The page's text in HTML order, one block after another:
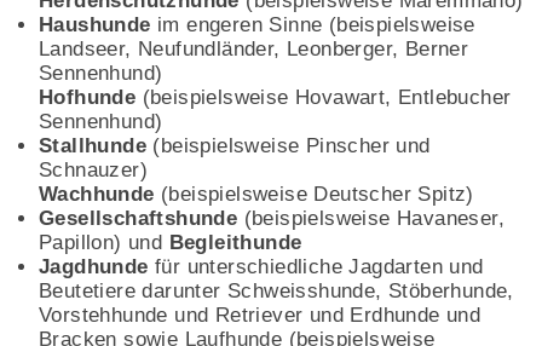
Haushunde im engeren Sinne (beispielsweise
Landseer, Neufundländer, Leonberger, Berner
Sennenhund)
Hofhunde (beispielsweise Hovawart, Entlebucher
Sennenhund)
Stallhunde (beispielsweise Pinscher und
Schnauzer)
Wachhunde (beispielsweise Deutscher Spitz)
Gesellschaftshunde (beispielsweise Havaneser,
Papillon) und Begleithunde
Jagdhunde für unterschiedliche Jagdarten und
Beutetiere darunter Schweisshunde, Stöberhunde,
Vorstehhunde und Retriever und Erdhunde und
Bracken sowie Laufhunde (beispielsweise